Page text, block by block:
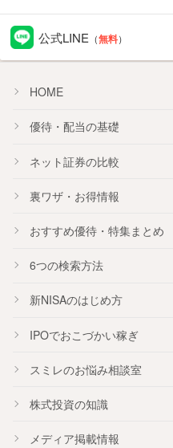
公式LINE （無料）
HOME
優待・配当の基礎
ネット証券の比較
裏ワザ・お得情報
おすすめ優待・ 特集まとめ
6つの検索方法
新NISAのはじめ方
IPOでおこづかい稼ぎ
スミレのお悩み相談室
株式投資の知識
メディア掲載情報